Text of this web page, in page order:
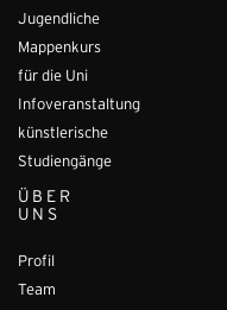
Jugendliche
Mappenkurs
für die Uni
Infoveranstaltung
künstlerische
Studiengänge
ÜBER
UNS
Profil
Team